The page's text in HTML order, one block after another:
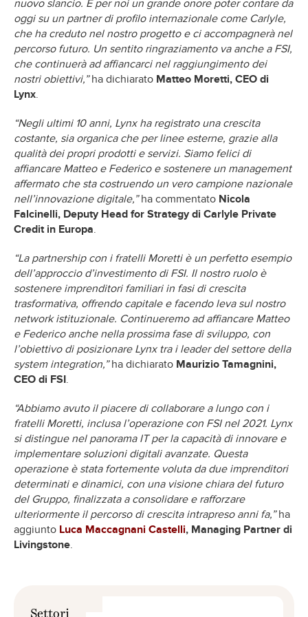
nuovo slancio. È per noi un grande onore poter contare da
oggi su un partner di profilo internazionale come Carlyle,
che ha creduto nel nostro progetto e ci accompagnerà nel
percorso futuro. Un sentito ringraziamento va anche a FSI,
che continuerà ad affiancarci nel raggiungimento dei
nostri obiettivi,”ha dichiarato Matteo Moretti, CEO di
Lynx.
“Negli ultimi 10 anni, Lynx ha registrato una crescita
costante, sia organica che per linee esterne, grazie alla
qualità dei propri prodotti e servizi. Siamo felici di
affiancare Matteo e Federico e sostenere un management
affermato che sta costruendo un vero campione nazionale
nell’innovazione digitale,”ha commentato Nicola
Falcinelli, Deputy Head for Strategy di Carlyle Private
Credit in Europa.
“La partnership con i fratelli Moretti è un perfetto esempio
dell’approccio d’investimento di FSI. Il nostro ruolo è
sostenere imprenditori familiari in fasi di crescita
trasformativa, offrendo capitale e facendo leva sul nostro
network istituzionale. Continueremo ad affiancare Matteo
e Federico anche nella prossima fase di sviluppo, con
l’obiettivo di posizionare Lynx tra i leader del settore della
system integration,”ha dichiarato Maurizio Tamagnini,
CEO di FSI.
“Abbiamo avuto il piacere di collaborare a lungo con i
fratelli Moretti, inclusa l’operazione con FSI nel 2021. Lynx
si distingue nel panorama IT per la capacità di innovare e
implementare soluzioni digitali avanzate. Questa
operazione è stata fortemente voluta da due imprenditori
determinati e dinamici, con una visione chiara del futuro
del Gruppo, finalizzata a consolidare e rafforzare
ulteriormente il percorso di crescita intrapreso anni fa,”ha
aggiunto Luca Maccagnani Castelli, Managing Partner di
Livingstone.
Settori